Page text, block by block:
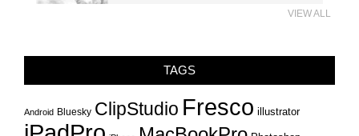
VIEW ALL
TAGS
Android Bluesky ClipStudio Fresco illustrator